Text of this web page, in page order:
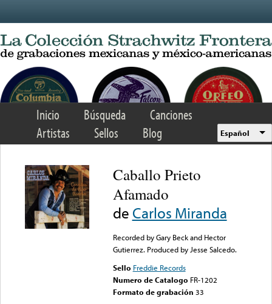
Inicio Búsqueda
Canciones
Artistas
Sellos Blog Español
Caballo Prieto
Afamado
de Carlos Miranda
Recorded by Gary Beck and Hector
Gutierrez. Produced by Jesse Salcedo.
Sello Freddie Records
Numero de Catalogo FR-1202
Formato de grabación 33